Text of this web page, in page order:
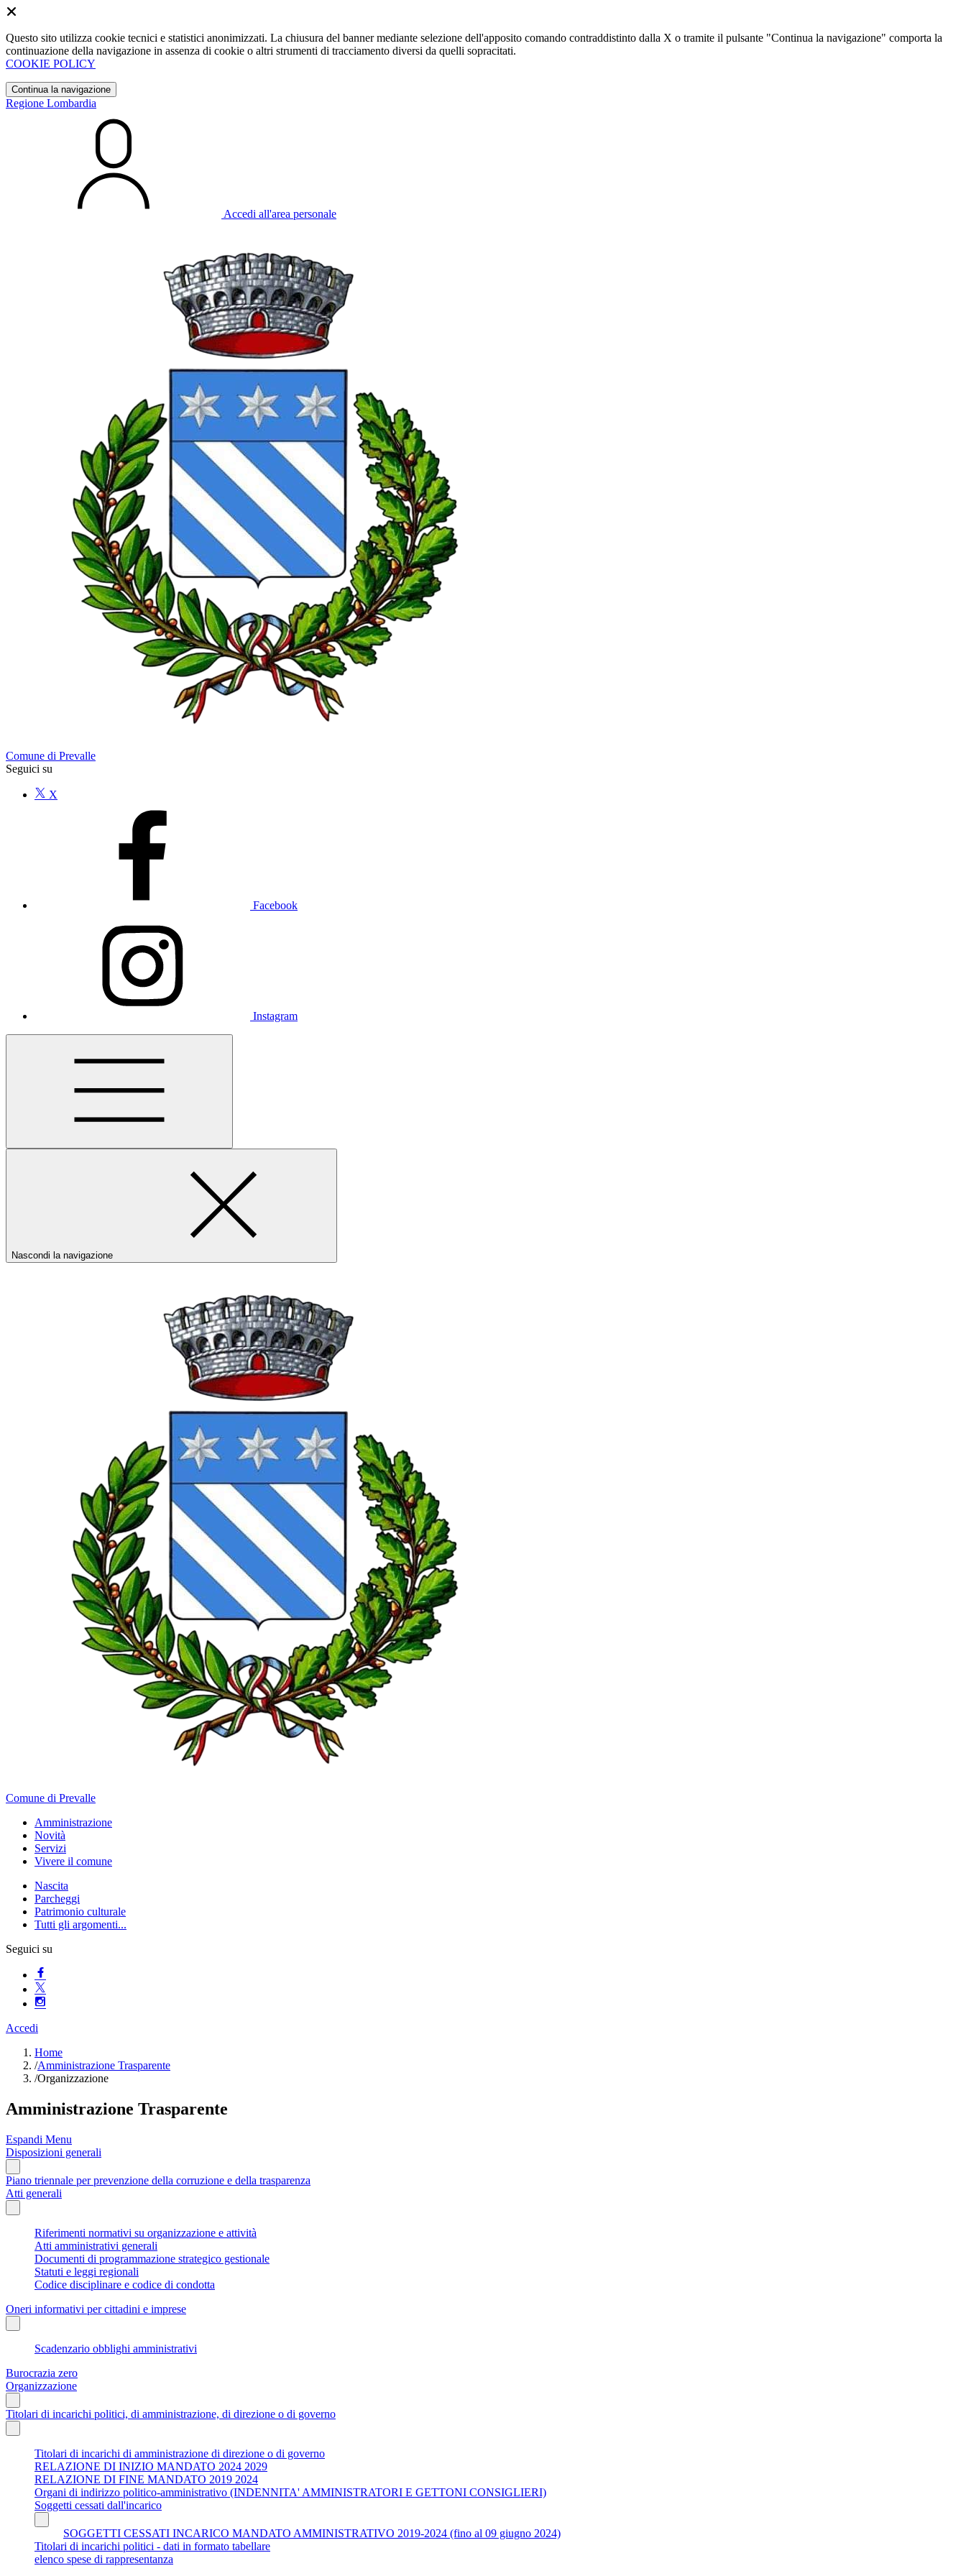
Questo sito utilizza cookie tecnici e statistici anonimizzati. La chiusura del banner mediante selezione dell'apposito comando contraddistinto dalla X o tramite il pulsante "Continua la navigazione" comporta la
continuazione della navigazione in assenza di cookie o altri strumenti di tracciamento diversi da quelli sopracitati.
COOKIE POLICY
Continua la navigazione
Regione Lombardia
Accedi all'area personale
Comune di Prevalle
Seguici su
X
Facebook
Instagram
Nascondi la navigazione
Comune di Prevalle
Amministrazione
Novità
Servizi
Vivere il comune
Nascita
Parcheggi
Patrimonio culturale
Tutti gli argomenti...
Seguici su
Accedi
Home
/Amministrazione Trasparente
/Organizzazione
Amministrazione Trasparente
Espandi Menu
Disposizioni generali
Piano triennale per prevenzione della corruzione e della trasparenza
Atti generali
Riferimenti normativi su organizzazione e attività
Atti amministrativi generali
Documenti di programmazione strategico gestionale
Statuti e leggi regionali
Codice disciplinare e codice di condotta
Oneri informativi per cittadini e imprese
Scadenzario obblighi amministrativi
Burocrazia zero
Organizzazione
Titolari di incarichi politici, di amministrazione, di direzione o di governo
Titolari di incarichi di amministrazione di direzione o di governo
RELAZIONE DI INIZIO MANDATO 2024 2029
RELAZIONE DI FINE MANDATO 2019 2024
Organi di indirizzo politico-amministrativo (INDENNITA' AMMINISTRATORI E GETTONI CONSIGLIERI)
Soggetti cessati dall'incarico
SOGGETTI CESSATI INCARICO MANDATO AMMINISTRATIVO 2019-2024 (fino al 09 giugno 2024)
Titolari di incarichi politici - dati in formato tabellare
elenco spese di rappresentanza